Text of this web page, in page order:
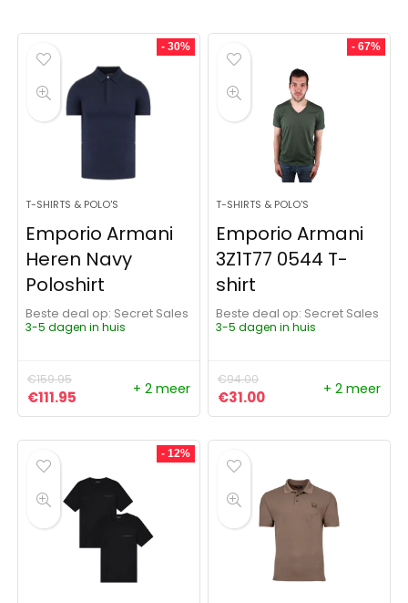
- 30%
T-SHIRTS & POLO'S
Emporio Armani
Heren Navy
Poloshirt
Beste deal op:
Secret Sales
3-5 dagen in huis
€159.95
Oorspronkelijke prijs was: €159.95.
€111.95 Huidige prijs is: €111.95.
+ 2 meer
- 67%
T-SHIRTS & POLO'S
Emporio Armani
3Z1T77 0544 T-
shirt
Beste deal op:
Secret Sales
3-5 dagen in huis
€94.00
Oorspronkelijke prijs
€31.00Huidige prijs is:
+ 2 meer
- 12%